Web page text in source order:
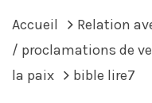
Accueil Relation
/ proclamations de
la paix
bible lire7